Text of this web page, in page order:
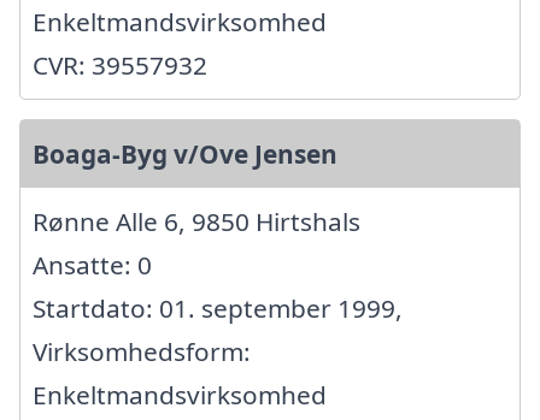
Enkeltmandsvirksomhed
CVR: 39557932
Boaga-Byg v/Ove Jensen
Rønne Alle 6, 9850 Hirtshals
Ansatte: 0
Startdato: 01. september 1999,
Virksomhedsform:
Enkeltmandsvirksomhed